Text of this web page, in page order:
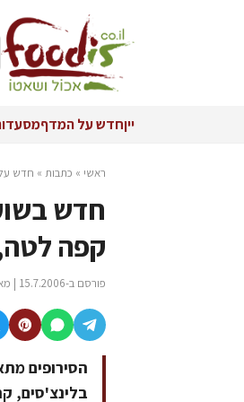
ייןחדש על המדף
ראשי » כתבות » חדש
חדש
קפה
פורסם ב-15.7.2006 | מאת:
הסירופים
בלינצ'סים,